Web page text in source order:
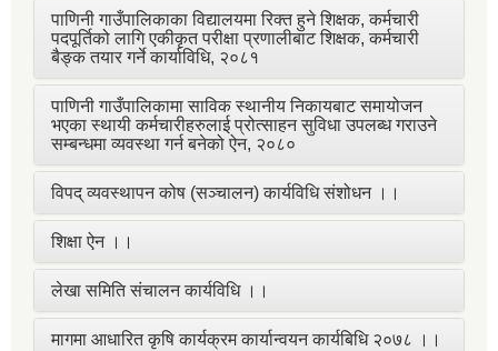
पाणिनी गाउँपालिकाका विद्यालयमा रिक्त हुने शिक्षक, कर्मचारी
पदपूर्तिको लागि एकीकृत परीक्षा प्रणालीबाट शिक्षक, कर्मचारी
बैङ्क तयार गर्ने कार्याविधि, २०८१
पाणिनी गाउँपालिकामा साविक स्थानीय निकायबाट समायोजन
भएका स्थायी कर्मचारीहरुलाई प्रोत्साहन सुविधा उपलब्ध गराउने
सम्बन्धमा व्यवस्था गर्न बनेको ऐन, २०८०
विपद् व्यवस्थापन कोष (सञ्चालन) कार्यविधि संशोधन ।।
शिक्षा ऐन ।।
लेखा समिति संचालन कार्यविधि ।।
मागमा आधारित कृषि कार्यक्रम कार्यान्वयन कार्यबिधि २०७८ ।।